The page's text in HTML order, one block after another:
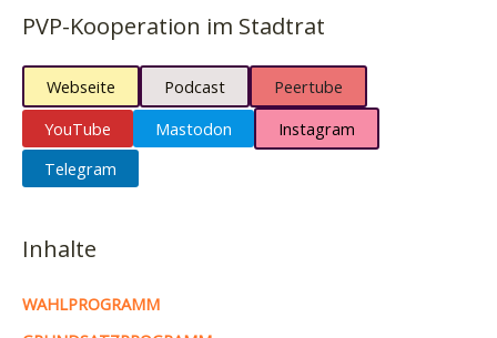
PVP-Kooperation im Stadtrat
Webseite Podcast
Peertube
YouTube
Mastodon
Instagram
Telegram
Inhalte
WAHLPROGRAMM